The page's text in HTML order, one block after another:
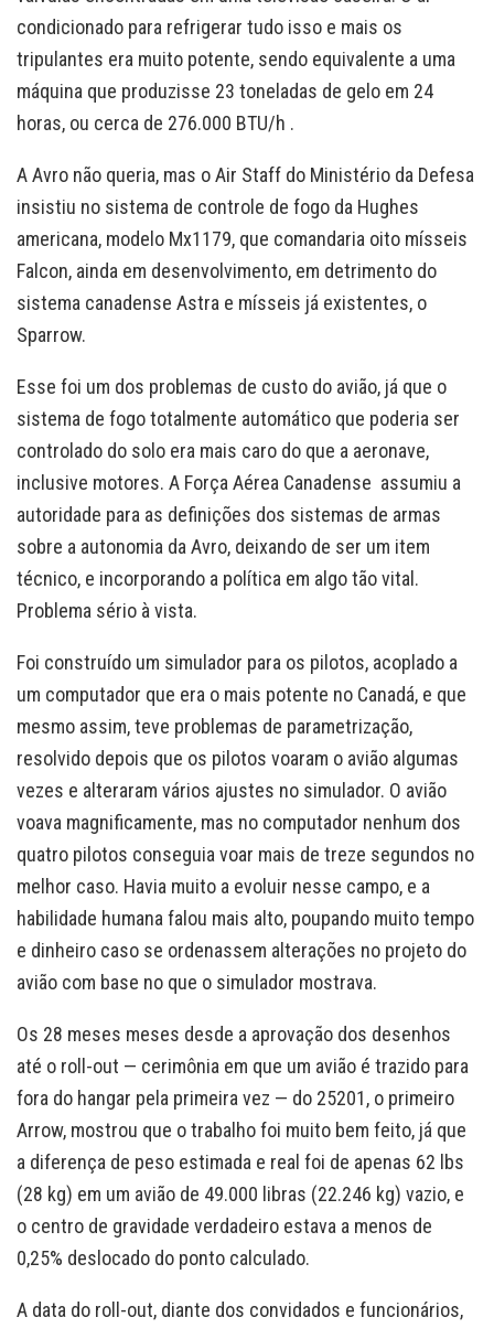
condicionado para refrigerar tudo isso e mais os
tripulantes era muito potente, sendo equivalente a uma
máquina que produzisse 23 toneladas de gelo em 24
horas, ou cerca de 276.000 BTU/h .
A Avro não queria, mas o Air Staff do Ministério da Defesa
insistiu no sistema de controle de fogo da Hughes
americana, modelo Mx1179, que comandaria oito mísseis
Falcon, ainda em desenvolvimento, em detrimento do
sistema canadense Astra e mísseis já existentes, o
Sparrow.
Esse foi um dos problemas de custo do avião, já que o
sistema de fogo totalmente automático que poderia ser
controlado do solo era mais caro do que a aeronave,
inclusive motores. A Força Aérea Canadense assumiu a
autoridade para as definições dos sistemas de armas
sobre a autonomia da Avro, deixando de ser um item
técnico, e incorporando a política em algo tão vital.
Problema sério à vista.
Foi construído um simulador para os pilotos, acoplado a
um computador que era o mais potente no Canadá, e que
mesmo assim, teve problemas de parametrização,
resolvido depois que os pilotos voaram o avião algumas
vezes e alteraram vários ajustes no simulador. O avião
voava magnificamente, mas no computador nenhum dos
quatro pilotos conseguia voar mais de treze segundos no
melhor caso. Havia muito a evoluir nesse campo, e a
habilidade humana falou mais alto, poupando muito tempo
e dinheiro caso se ordenassem alterações no projeto do
avião com base no que o simulador mostrava.
Os 28 meses meses desde a aprovação dos desenhos
até o roll-out — cerimônia em que um avião é trazido para
fora do hangar pela primeira vez — do 25201, o primeiro
Arrow, mostrou que o trabalho foi muito bem feito, já que
a diferença de peso estimada e real foi de apenas 62 lbs
(28 kg) em um avião de 49.000 libras (22.246 kg) vazio, e
o centro de gravidade verdadeiro estava a menos de
0,25% deslocado do ponto calculado.
A data do roll-out, diante dos convidados e funcionários,